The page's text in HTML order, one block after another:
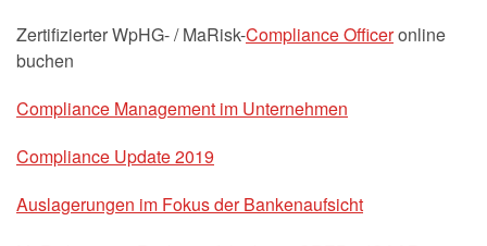
Zertifizierter WpHG- / MaRisk-Compliance Officeronline
buchen
Compliance Management im Unternehmen
Compliance Update 2019
Auslagerungen im Fokus der Bankenaufsicht